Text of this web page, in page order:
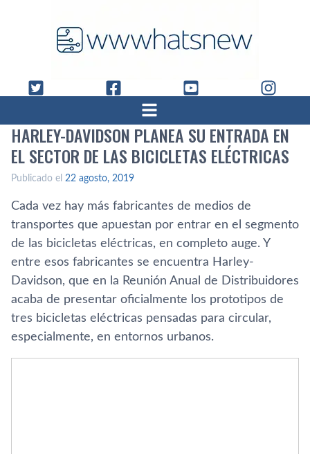
HARLEY-DAVIDSON PLANEA SU ENTRADA EN
EL SECTOR DE LAS BICICLETAS ELÉCTRICAS
Publicado el 22 agosto, 2019
Cada vez hay más fabricantes de medios de
transportes que apuestan por entrar en el segmento
de las bicicletas eléctricas, en completo auge. Y
entre esos fabricantes se encuentra Harley-
Davidson, que en la Reunión Anual de Distribuidores
acaba de presentar oficialmente los prototipos de
tres bicicletas eléctricas pensadas para circular,
especialmente, en entornos urbanos.